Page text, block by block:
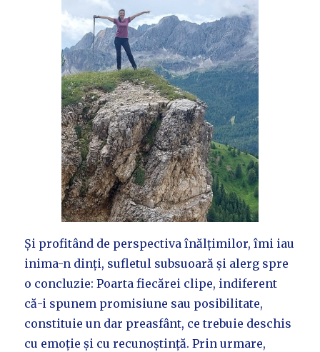
Și profitând de perspectiva înălțimilor, îmi iau
inima-n dinți, sufletul subsuoară și alerg spre
o concluzie: Poarta fiecărei clipe, indiferent
că-i spunem promisiune sau posibilitate,
constituie un dar preasfânt, ce trebuie deschis
cu emoție și cu recunoștință. Prin urmare,